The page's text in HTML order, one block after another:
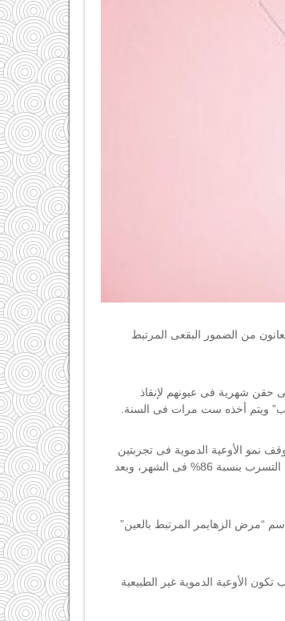
من الضمور البقعى المرتبط
حقن شهرية فى عيونهم لإنقاذ
ويتم أخذه ست مرات فى السنة.
نمو الأوعية الدموية فى تجربتين
على الفئران، وتبين أنه يدوم لمدة شهرين، ويمكن أن يكون فعال لفترة أطول، وذلك عن طريق خفض التسرب بنسبة 86% فى الشهر، وبعد
باسم “مرض الزهايمر المرتبط بالعين”
الأوعية الدموية غير الطبيعية